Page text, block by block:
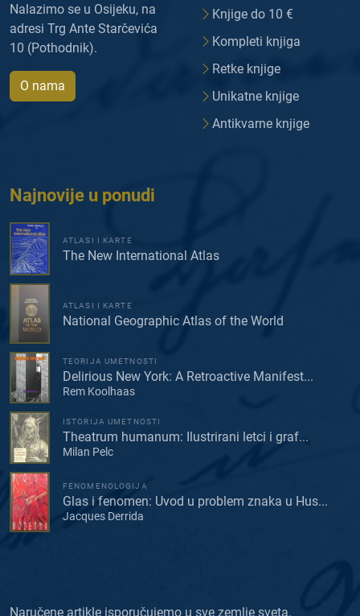
Nalazimo se u Osijeku, na
adresi Trg Ante Starčevića
10 (Pothodnik).
O nama
Knjige do 10 €
Kompleti knjiga
Retke knjige
Unikatne knjige
Antikvarne knjige
Najnovije u ponudi
ATLASI I KARTE
The New International Atlas
ATLASI I KARTE
National Geographic Atlas of the World
TEORIJA UMETNOSTI
Delirious New York: A Retroactive Manifest...
Rem Koolhaas
ISTORIJA UMETNOSTI
Theatrum humanum: Ilustrirani letci i graf...
Milan Pelc
FENOMENOLOGIJA
Glas i fenomen: Uvod u problem znaka u Hus...
Jacques Derrida
Naručene artikle isporučujemo u sve zemlje sveta.